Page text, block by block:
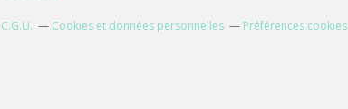
C.G.U. Cookies et données personnelles Préférences cookies